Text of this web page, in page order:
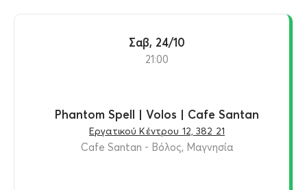
Σαβ, 24/10
21:00
Phantom Spell | Volos | Cafe Santan
Εργατικού Κέντρου 12, 382 21
Cafe Santan - Βόλος, Μαγνησία